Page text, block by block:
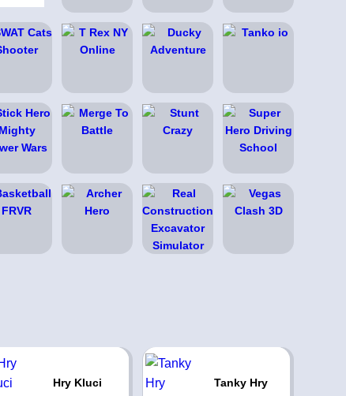
Hry Kluci Tanky Hry